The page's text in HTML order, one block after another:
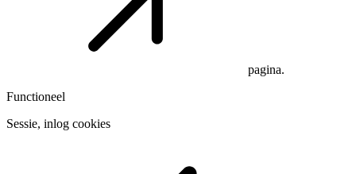
pagina.
Functioneel
Sessie, inlog cookies